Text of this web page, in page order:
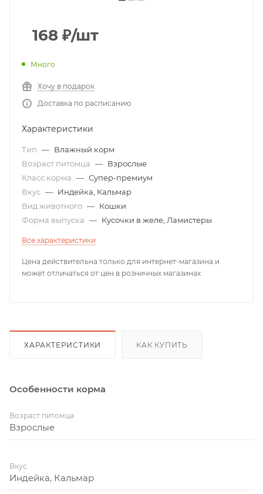
168 ₽/шт
Много
Хочу в подарок
Доставка по расписанию
Характеристики
Тип — Влажный корм
Возраст питомца — Взрослые
Класс корма — Супер-премиум
Вкус — Индейка, Кальмар
Вид животного — Кошки
Форма выпуска — Кусочки в желе, Ламистеры
Все характеристики
Цена действительна только для интернет-магазина и
может отличаться от цен в розничных магазинах
ХАРАКТЕРИСТИКИ КАК КУПИТЬ
Особенности корма
Возраст питомца
Взрослые
Вкус
Индейка, Кальмар